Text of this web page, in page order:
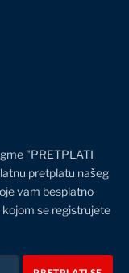
"PRETPLATI
pretplatu našeg
vam besplatno
se registrujete